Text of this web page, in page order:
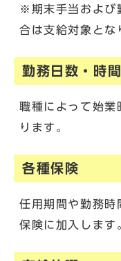
※期末手当および
合は支給対象とな
勤務日数・時間
職種によって始業
ります。
各種保険
任用期間や勤務時
保険に加入します